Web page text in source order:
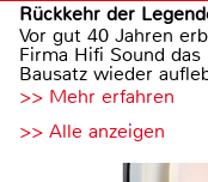
Rückkehr der
Vor gut 40 Jahren
Firma Hifi Sound
Bausatz wieder
>> Mehr erfahren
>> Alle anzeigen